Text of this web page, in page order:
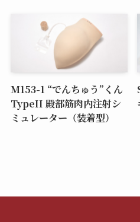
M153-1 “でんちゅう”くん
TypeII 殿部筋肉内注射シ
ミュレーター（装着型）